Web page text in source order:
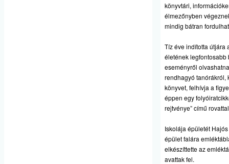
könyvtári,
élmezőnyben
mindig bátran
Tíz éve indította útjára
életének legfontosabb
eseményről
rendhagyó tanórákról,
könyvet, felhívja a
éppen egy
rejtvénye” című
Iskolája épületét
épület falára
elkészíttette az
avattak fel.